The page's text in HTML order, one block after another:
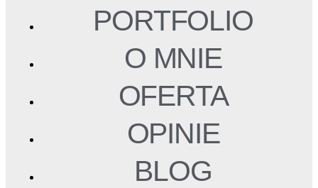
PORTFOLIO
O MNIE
OFERTA
OPINIE
BLOG